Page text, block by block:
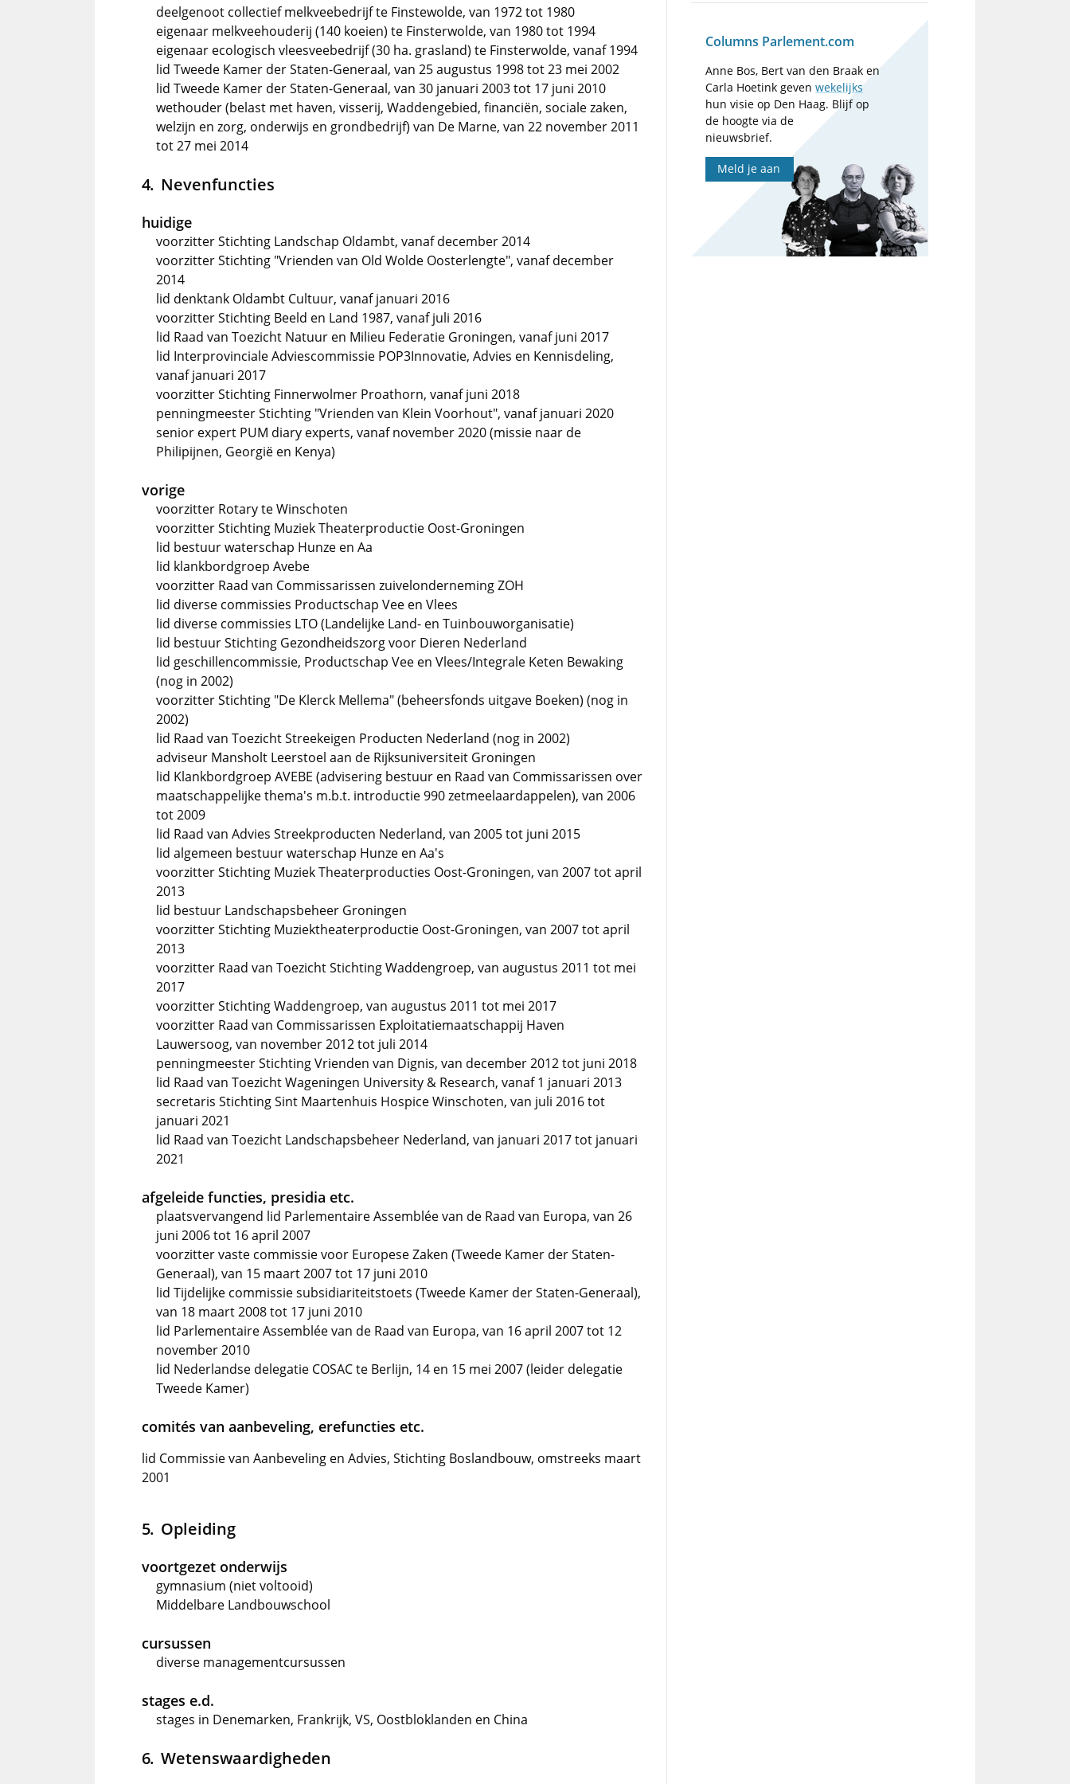
deelgenoot collectief melkveebedrijf te Finstewolde, van 1972 tot 1980
eigenaar melkveehouderij (140 koeien) te Finsterwolde, van 1980 tot 1994
eigenaar ecologisch vleesveebedrijf (30 ha. grasland) te Finsterwolde, vanaf 1994
lid Tweede Kamer der Staten-Generaal, van 25 augustus 1998 tot 23 mei 2002
lid Tweede Kamer der Staten-Generaal, van 30 januari 2003 tot 17 juni 2010
wethouder (belast met haven, visserij, Waddengebied, financiën, sociale zaken,
welzijn en zorg, onderwijs en grondbedrijf) van De Marne, van 22 november 2011
tot 27 mei 2014
Nevenfuncties
huidige
voorzitter Stichting Landschap Oldambt, vanaf december 2014
voorzitter Stichting "Vrienden van Old Wolde Oosterlengte", vanaf december
2014
lid denktank Oldambt Cultuur, vanaf januari 2016
voorzitter Stichting Beeld en Land 1987, vanaf juli 2016
lid Raad van Toezicht Natuur en Milieu Federatie Groningen, vanaf juni 2017
lid Interprovinciale Adviescommissie POP3Innovatie, Advies en Kennisdeling,
vanaf januari 2017
voorzitter Stichting Finnerwolmer Proathorn, vanaf juni 2018
penningmeester Stichting "Vrienden van Klein Voorhout", vanaf januari 2020
senior expert PUM diary experts, vanaf november 2020 (missie naar de
Philipijnen, Georgië en Kenya)
vorige
voorzitter Rotary te Winschoten
voorzitter Stichting Muziek Theaterproductie Oost-Groningen
lid bestuur waterschap Hunze en Aa
lid klankbordgroep Avebe
voorzitter Raad van Commissarissen zuivelonderneming ZOH
lid diverse commissies Productschap Vee en Vlees
lid diverse commissies LTO (Landelijke Land- en Tuinbouworganisatie)
lid bestuur Stichting Gezondheidszorg voor Dieren Nederland
lid geschillencommissie, Productschap Vee en Vlees/Integrale Keten Bewaking
(nog in 2002)
voorzitter Stichting "De Klerck Mellema" (beheersfonds uitgave Boeken) (nog in
2002)
lid Raad van Toezicht Streekeigen Producten Nederland (nog in 2002)
adviseur Mansholt Leerstoel aan de Rijksuniversiteit Groningen
lid Klankbordgroep AVEBE (advisering bestuur en Raad van Commissarissen over
maatschappelijke thema's m.b.t. introductie 990 zetmeelaardappelen), van 2006
tot 2009
lid Raad van Advies Streekproducten Nederland, van 2005 tot juni 2015
lid algemeen bestuur waterschap Hunze en Aa's
voorzitter Stichting Muziek Theaterproducties Oost-Groningen, van 2007 tot april
2013
lid bestuur Landschapsbeheer Groningen
voorzitter Stichting Muziektheaterproductie Oost-Groningen, van 2007 tot april
2013
voorzitter Raad van Toezicht Stichting Waddengroep, van augustus 2011 tot mei
2017
voorzitter Stichting Waddengroep, van augustus 2011 tot mei 2017
voorzitter Raad van Commissarissen Exploitatiemaatschappij Haven
Lauwersoog, van november 2012 tot juli 2014
penningmeester Stichting Vrienden van Dignis, van december 2012 tot juni 2018
lid Raad van Toezicht Wageningen University & Research, vanaf 1 januari 2013
secretaris Stichting Sint Maartenhuis Hospice Winschoten, van juli 2016 tot
januari 2021
lid Raad van Toezicht Landschapsbeheer Nederland, van januari 2017 tot januari
2021
afgeleide functies, presidia etc.
plaatsvervangend lid Parlementaire Assemblée van de Raad van Europa, van 26
juni 2006 tot 16 april 2007
voorzitter vaste commissie voor Europese Zaken (Tweede Kamer der Staten-
Generaal), van 15 maart 2007 tot 17 juni 2010
lid Tijdelijke commissie subsidiariteitstoets (Tweede Kamer der Staten-Generaal),
van 18 maart 2008 tot 17 juni 2010
lid Parlementaire Assemblée van de Raad van Europa, van 16 april 2007 tot 12
november 2010
lid Nederlandse delegatie COSAC te Berlijn, 14 en 15 mei 2007 (leider delegatie
Tweede Kamer)
comités van aanbeveling, erefuncties etc.
lid Commissie van Aanbeveling en Advies, Stichting Boslandbouw, omstreeks maart
2001
Opleiding
voortgezet onderwijs
gymnasium (niet voltooid)
Middelbare Landbouwschool
cursussen
diverse managementcursussen
stages e.d.
stages in Denemarken, Frankrijk, VS, Oostbloklanden en China
Wetenswaardigheden
Columns Parlement.com
Anne Bos, Bert van den Braak en
Carla Hoetink gevenwekelijks
hun visie op Den Haag. Blijf op
de hoogte via de
nieuwsbrief.
Meld je aan